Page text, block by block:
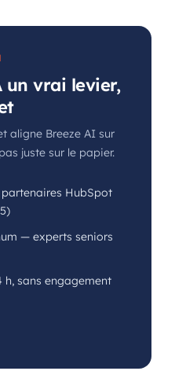
un vrai levier,
aligne Breeze AI sur
juste sur le papier.
HubSpot
— experts seniors
h, sans engagement